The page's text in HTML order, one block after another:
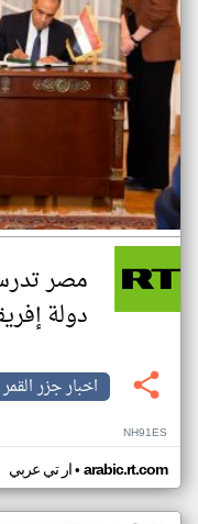
مصر
دولة
اخبار جزر القمر
NH91ES
ار تي عربي• arabic.rt.com